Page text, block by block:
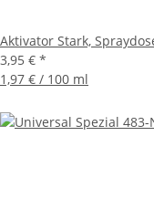
Aktivator Stark,
3,95 € *
1,97 € / 100 ml